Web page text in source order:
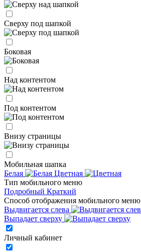
Сверху под шапкой
Боковая
Над контентом
Под контентом
Внизу страницы
Мобильная шапка
Белая
Цветная
Тип мобильного меню
Подробный Краткий
Способ отображения мобильного меню
Выдвигается слева
Выпадает сверху
Личный кабинет